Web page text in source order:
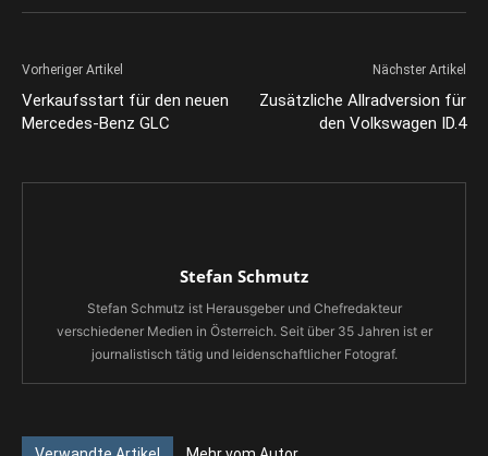
Vorheriger Artikel
Verkaufsstart für den neuen
Mercedes-Benz GLC
Nächster Artikel
Zusätzliche Allradversion für
den Volkswagen ID.4
Stefan Schmutz
Stefan Schmutz ist Herausgeber und Chefredakteur
verschiedener Medien in Österreich. Seit über 35 Jahren ist er
journalistisch tätig und leidenschaftlicher Fotograf.